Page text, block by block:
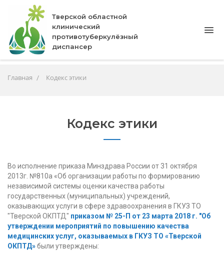
Тверской областной
клинический
противотуберкулёзный
диспансер
Главная Кодекс этики
Кодекс этики
Во исполнение приказа Минздрава России от 31 октября
2013г. №810а «Об организации работы по формированию
независимой системы оценки качества работы
государственных (муниципальных) учреждений,
оказывающих услуги в сфере здравоохранения в ГКУЗ ТО
"Тверской ОКПТД" приказом № 25-П от 23 марта 2018 г. "Об
утверждении мероприятий по повышению качества
медицинских услуг, оказываемых в ГКУЗ ТО «Тверской
ОКПТД»были утверждены: